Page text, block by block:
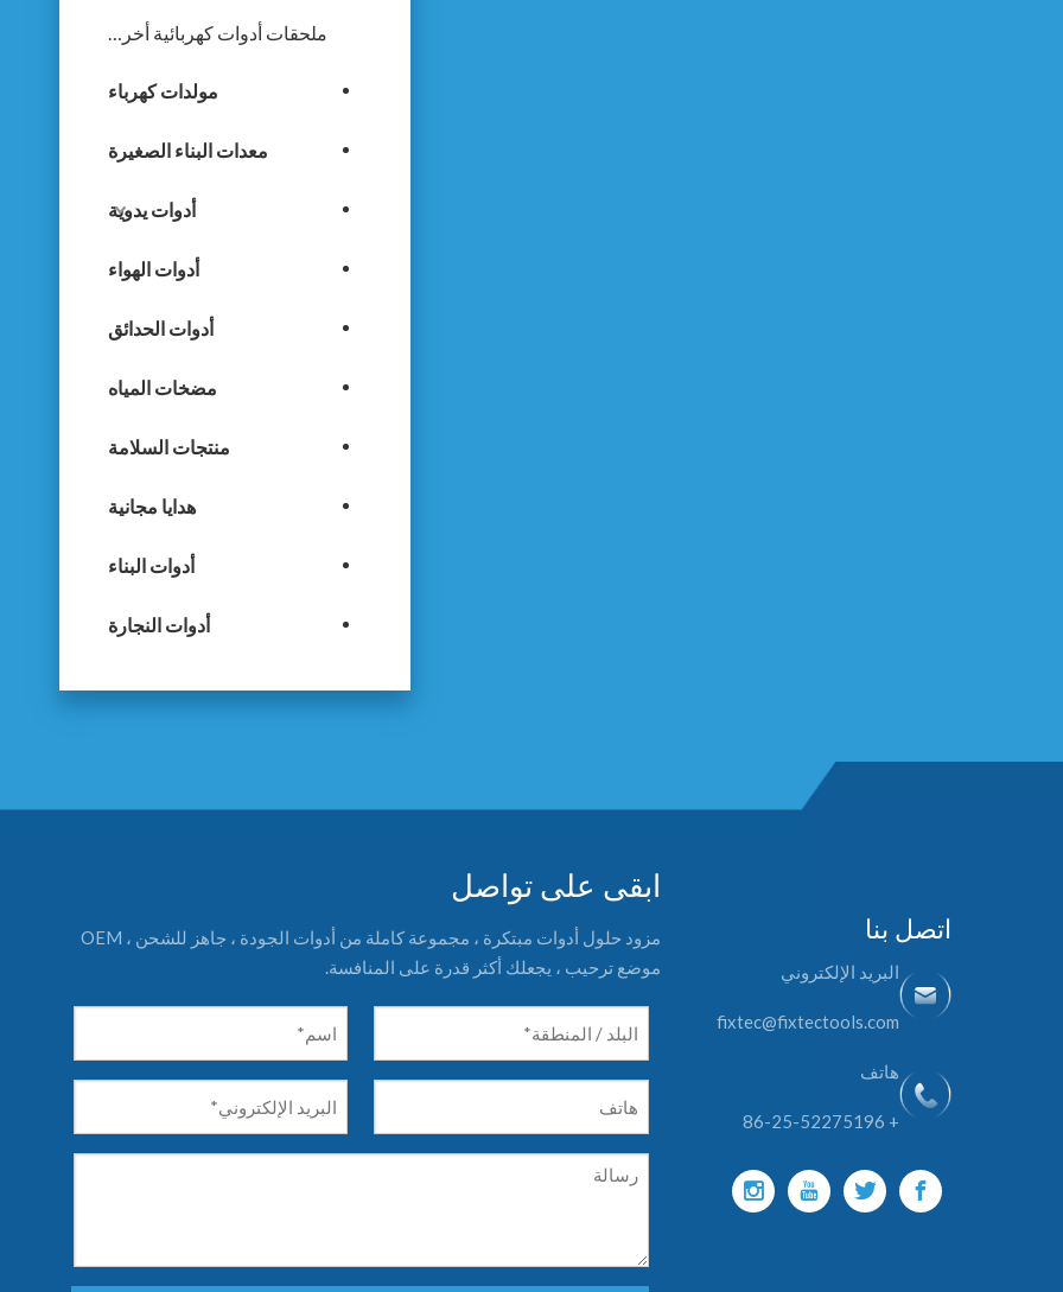
ملحقات أدوات كهربائية أخرى
مولدات كهرباء
معدات البناء الصغيرة
أدوات يدوية
أدوات الهواء
أدوات الحدائق
مضخات المياه
منتجات السلامة
هدايا مجانية
أدوات البناء
أدوات النجارة
اتصل بنا
البريد الإلكتروني
fixtec@fixtectools.com
هاتف
+ 86-25-52275196
ابقى على تواصل
مزود حلول أدوات مبتكرة ، مجموعة كاملة من أدوات الجودة ، جاهز للشحن ، OEM
موضع ترحيب ، يجعلك أكثر قدرة على المنافسة.